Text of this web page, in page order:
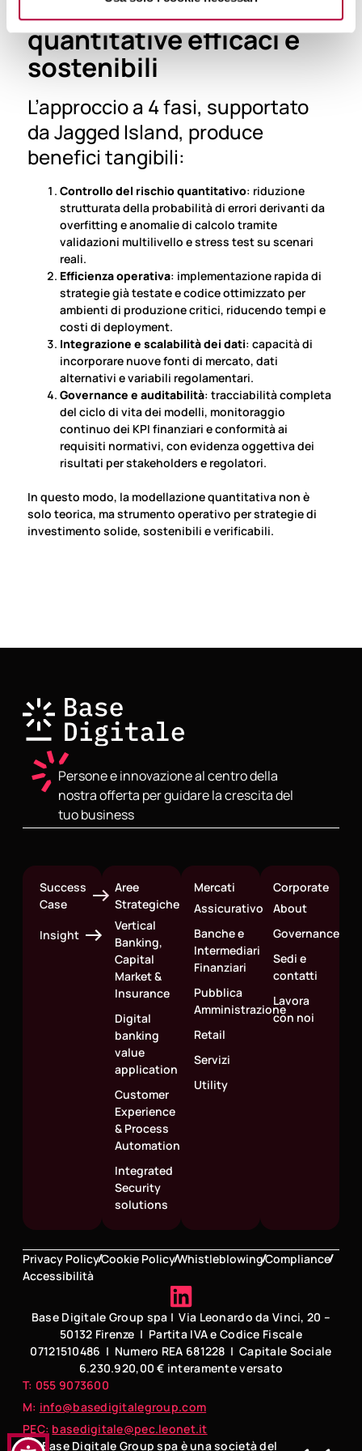
I risultati: strategie
quantitative efficaci e
sostenibili
L’approccio a 4 fasi, supportato
da Jagged Island, produce
benefici tangibili:
Controllo del rischio quantitativo: riduzione
strutturata della probabilità di errori derivanti da
overfitting e anomalie di calcolo tramite
validazioni multilivello e stress test su scenari
reali.
Efficienza operativa: implementazione rapida di
strategie già testate e codice ottimizzato per
ambienti di produzione critici, riducendo tempi e
costi di deployment.
Integrazione e scalabilità dei dati: capacità di
incorporare nuove fonti di mercato, dati
alternativi e variabili regolamentari.
Governance e auditabilità: tracciabilità completa
del ciclo di vita dei modelli, monitoraggio
continuo dei KPI finanziari e conformità ai
requisiti normativi, con evidenza oggettiva dei
risultati per stakeholders e regolatori.
In questo modo, la modellazione quantitativa non è
solo teorica, ma strumento operativo per strategie di
investimento solide, sostenibili e verificabili.
Persone e innovazione al centro della
nostra offerta per guidare la crescita del
tuo business
Success
Case
Insight
Aree
Strategiche
Vertical
Banking,
Capital
Market &
Insurance
Digital
banking
value
application
Customer
Experience
& Process
Automation
Integrated
Security
solutions
Mercati
Assicurativo
Banche e
Intermediari
Finanziari
Pubblica
Amministrazione
Retail
Servizi
Utility
Corporate
About
Governance
Sedi e
contatti
Lavora
con noi
Privacy PolicyCookie PolicyWhistleblowingCompliance
Accessibilità
Base Digitale Group spa | Via Leonardo da Vinci, 20 –
50132 Firenze | Partita IVA e Codice Fiscale
07121510486 | Numero REA 681228 | Capitale Sociale
6.230.920,00 € interamente versato
T: 055 9073600
M: info@basedigitalegroup.com
PEC: basedigitale@pec.leonet.it
Base Digitale Group spa è una società del